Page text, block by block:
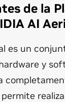
de la
AI
es un
y